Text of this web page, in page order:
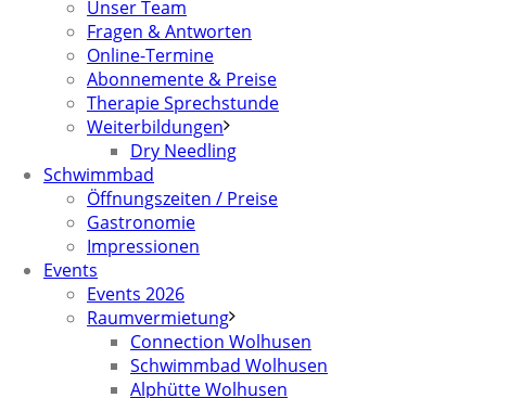
Unser Team
Fragen & Antworten
Online-Termine
Abonnemente & Preise
Therapie Sprechstunde
Weiterbildungen
Dry Needling
Schwimmbad
Öffnungszeiten / Preise
Gastronomie
Impressionen
Events
Events 2026
Raumvermietung
Connection Wolhusen
Schwimmbad Wolhusen
Alphütte Wolhusen